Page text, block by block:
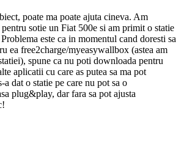
poate ma poate ajuta cineva. Am
sotie un Fiat 500e si am primit o statie
este ca in momentul cand doresti sa
ea free2charge/myeasywallbox (astea am
spune ca nu poti downloada pentru
aplicatii cu care as putea sa ma pot
dat o statie pe care nu pot sa o
plug&play, dar fara sa pot ajusta